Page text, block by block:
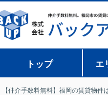
トップ エ
【仲介手数料無料】福岡の賃貸物件